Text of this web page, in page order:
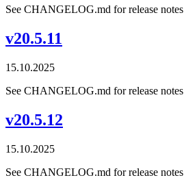
See CHANGELOG.md for release notes
v20.5.11
15.10.2025
See CHANGELOG.md for release notes
v20.5.12
15.10.2025
See CHANGELOG.md for release notes